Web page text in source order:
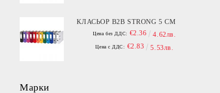
КЛАСЬОР B2B STRONG 5 СМ
Цена без ДДС: €2.36 4.62лв.
Цена с ДДС: €2.83 5.53лв.
Марки